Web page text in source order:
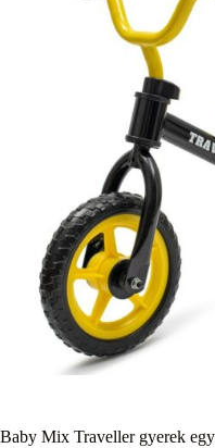
Baby Mix Traveller gyerek